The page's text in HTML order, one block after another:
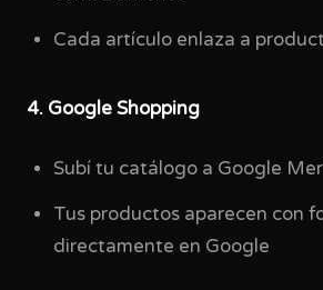
Cada artículo enlaza a
4. Google Shopping
Subí tu catálogo a Google
Tus productos aparecen con
directamente en Google